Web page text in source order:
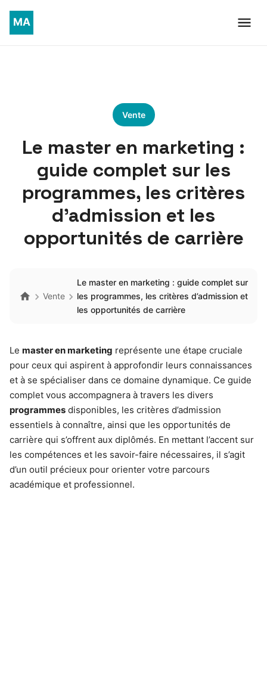
Vente
Le master en marketing :
guide complet sur les
programmes, les critères
d’admission et les
opportunités de carrière
Vente
Le master en marketing : guide complet sur
les programmes, les critères d’admission et
les opportunités de carrière
Le master en marketing représente une étape cruciale
pour ceux qui aspirent à approfondir leurs connaissances
et à se spécialiser dans ce domaine dynamique. Ce guide
complet vous accompagnera à travers les divers
programmes disponibles, les critères d’admission
essentiels à connaître, ainsi que les opportunités de
carrière qui s’offrent aux diplômés. En mettant l’accent sur
les compétences et les savoir-faire nécessaires, il s’agit
d’un outil précieux pour orienter votre parcours
académique et professionnel.